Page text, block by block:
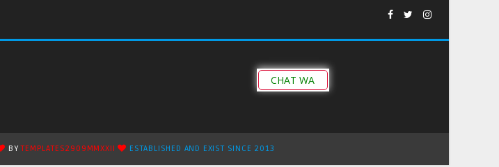
CHAT WA
BYTEMPLATES2909MMXXII ESTABLISHED AND EXIST SINCE 2013